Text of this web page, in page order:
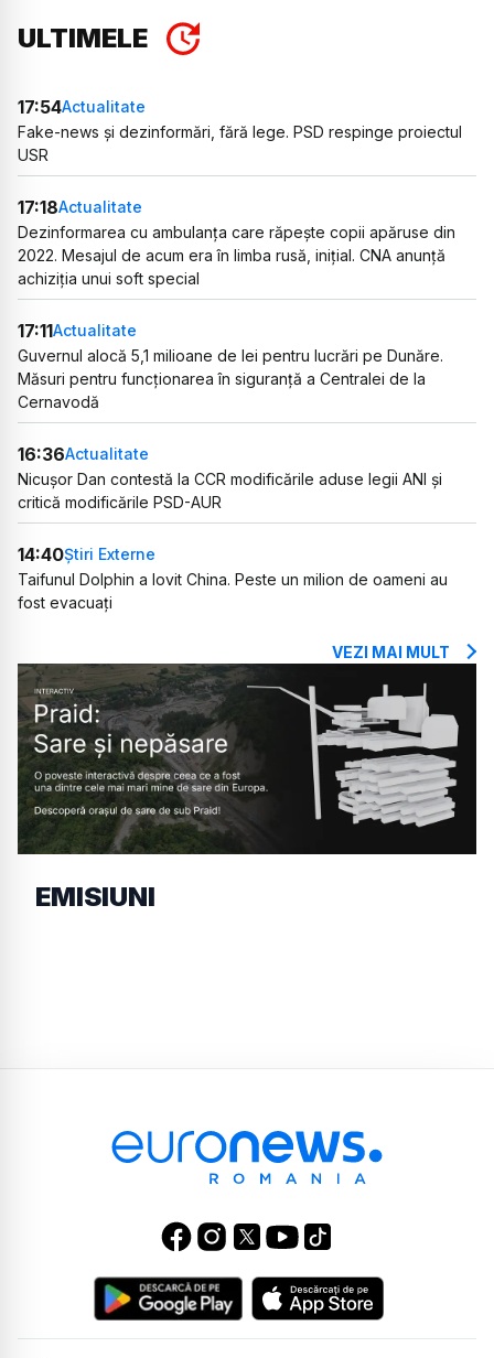
ULTIMELE
17:54Actualitate
Fake-news și dezinformări, fără lege. PSD respinge proiectul
USR
17:18Actualitate
Dezinformarea cu ambulanța care răpește copii apăruse din
2022. Mesajul de acum era în limba rusă, inițial. CNA anunță
achiziția unui soft special
17:11Actualitate
Guvernul alocă 5,1 milioane de lei pentru lucrări pe Dunăre.
Măsuri pentru funcționarea în siguranță a Centralei de la
Cernavodă
16:36Actualitate
Nicușor Dan contestă la CCR modificările aduse legii ANI și
critică modificările PSD-AUR
14:40Știri Externe
Taifunul Dolphin a lovit China. Peste un milion de oameni au
fost evacuați
VEZI MAI MULT
EMISIUNI